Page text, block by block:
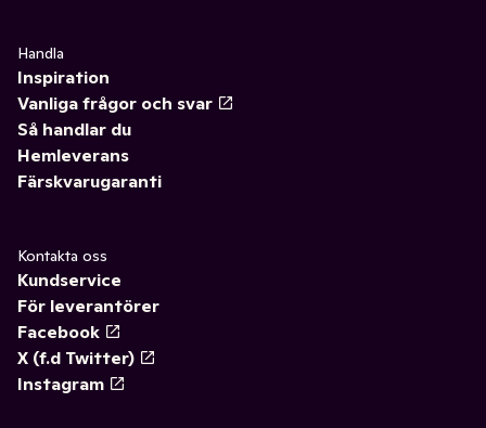
Handla
Inspiration
Vanliga frågor och svar
Så handlar du
Hemleverans
Färskvarugaranti
Kontakta oss
Kundservice
För leverantörer
Facebook
X (f.d Twitter)
Instagram